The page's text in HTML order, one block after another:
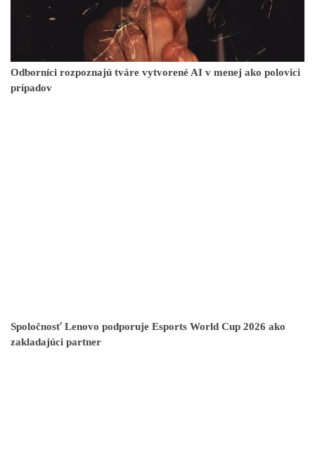
Odborníci rozpoznajú tváre vytvorené AI v menej ako polovici
prípadov
Spoločnosť Lenovo podporuje Esports World Cup 2026 ako
zakladajúci partner